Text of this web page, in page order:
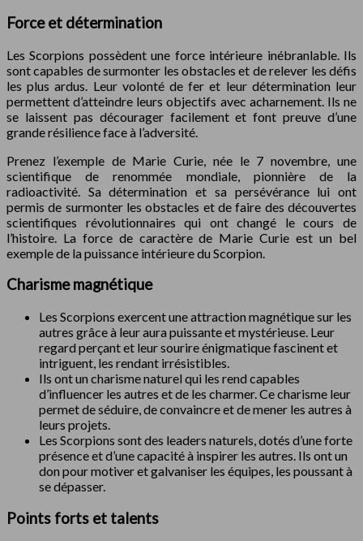
Force et détermination
Les Scorpions possèdent une force intérieure inébranlable. Ils
sont capables de surmonter les obstacles et de relever les défis
les plus ardus. Leur volonté de fer et leur détermination leur
permettent d’atteindre leurs objectifs avec acharnement. Ils ne
se laissent pas décourager facilement et font preuve d’une
grande résilience face à l’adversité.
Prenez l’exemple de Marie Curie, née le 7 novembre, une
scientifique de renommée mondiale, pionnière de la
radioactivité. Sa détermination et sa persévérance lui ont
permis de surmonter les obstacles et de faire des découvertes
scientifiques révolutionnaires qui ont changé le cours de
l’histoire. La force de caractère de Marie Curie est un bel
exemple de la puissance intérieure du Scorpion.
Charisme magnétique
Les Scorpions exercent une attraction magnétique sur les
autres grâce à leur aura puissante et mystérieuse. Leur
regard perçant et leur sourire énigmatique fascinent et
intriguent, les rendant irrésistibles.
Ils ont un charisme naturel qui les rend capables
d’influencer les autres et de les charmer. Ce charisme leur
permet de séduire, de convaincre et de mener les autres à
leurs projets.
Les Scorpions sont des leaders naturels, dotés d’une forte
présence et d’une capacité à inspirer les autres. Ils ont un
don pour motiver et galvaniser les équipes, les poussant à
se dépasser.
Points forts et talents